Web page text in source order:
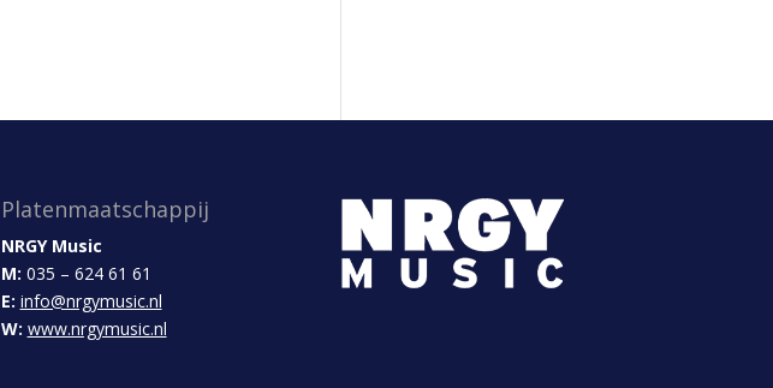
Platenmaatschappij
NRGY Music
M: 035 – 624 61 61
E: info@nrgymusic.nl
W: www.nrgymusic.nl